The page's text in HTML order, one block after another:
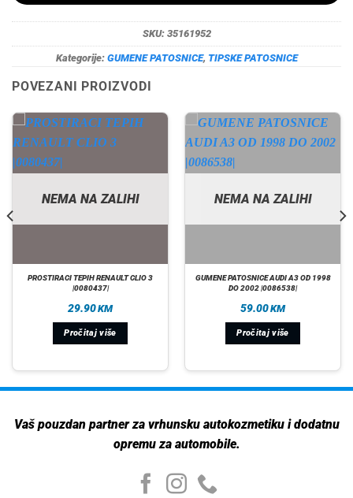
SKU: 35161952
Kategorije: GUMENE PATOSNICE, TIPSKE PATOSNICE
POVEZANI PROIZVODI
NEMA NA ZALIHI
PROSTIRACI TEPIH RENAULT CLIO 3
|0080437|
29.90KM
Pročitaj više
NEMA NA ZALIHI
GUMENE PATOSNICE AUDI A3 OD 1998
DO 2002 |0086538|
59.00KM
Pročitaj više
Vaš pouzdan partner za vrhunsku autokozmetiku i dodatnu
opremu za automobile.